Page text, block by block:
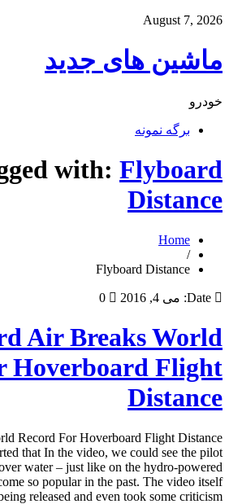
August 7, 2026
ماشین های جدید
خودرو
برگه نمونه
with: Flyboard
Distance
Home
/
Flyboard Distance
Date: می 4, 2016 0
Air Breaks World
Hoverboard Flight
Distance
Record For Hoverboard Flight Distance
that In the video, we could see the pilot
water – just like on the hydro-powered
so popular in the past. The video itself
released and even took some criticism […]